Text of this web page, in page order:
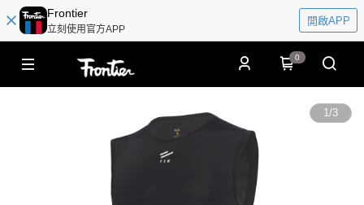
Frontier
立刻使用官方APP
開啟APP
0
1/3